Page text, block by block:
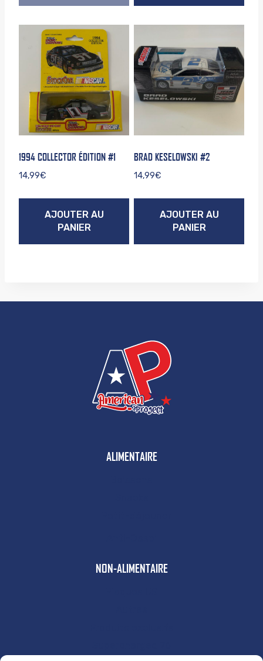
1994 COLLECTOR ÉDITION #1
14,99€
AJOUTER AU
PANIER
BRAD KESELOWSKI #2
14,99€
AJOUTER AU
PANIER
ALIMENTAIRE
NON-ALIMENTAIRE